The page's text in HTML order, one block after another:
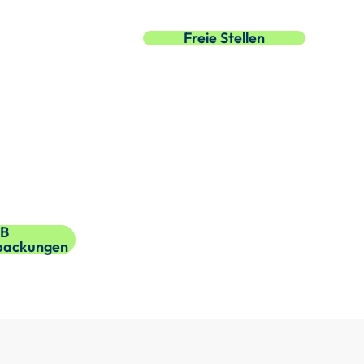
Freie Stellen